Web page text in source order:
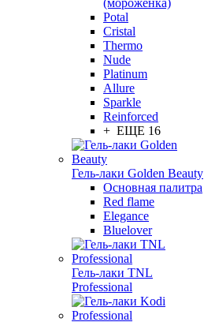
(мороженка)
Potal
Cristal
Thermo
Nude
Platinum
Allure
Sparkle
Reinforced
+ ЕЩЕ 16
Гель-лаки Golden Beauty
Основная палитра
Red flame
Elegance
Bluelover
Гель-лаки TNL
Professional